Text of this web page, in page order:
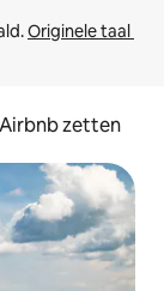
Originele taal
zetten